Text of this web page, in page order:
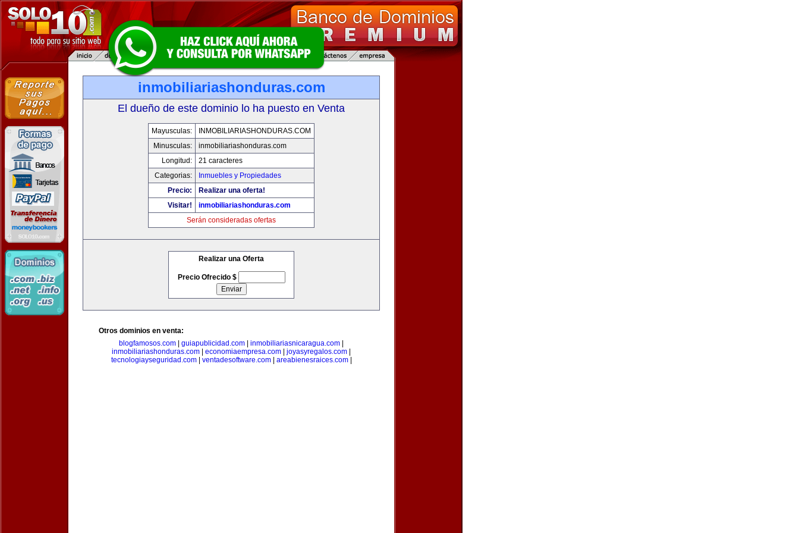
inmobiliariashonduras.com
El dueño de este dominio lo ha puesto en Venta
Mayusculas:
INMOBILIARIASHONDURAS.COM
Minusculas:
inmobiliariashonduras.com
Longitud:
21 caracteres
Categorias:
Inmuebles y Propiedades
Precio:
Realizar una oferta!
Visitar!
inmobiliariashonduras.com
Serán consideradas ofertas
Realizar una Oferta
Precio Ofrecido $
Otros dominios en venta:
blogfamosos.com
guiapublicidad.com inmobiliariasnicaragua.com
inmobiliariashonduras.com
economiaempresa.com joyasyregalos.com
tecnologiayseguridad.com| ventadesoftware.com| areabienesraices.com|